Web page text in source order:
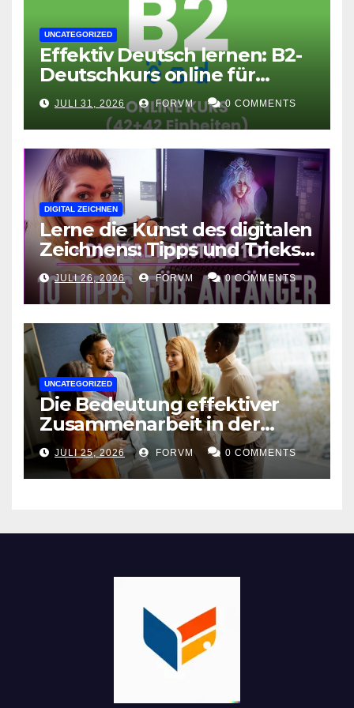
UNCATEGORIZED
Effektiv Deutsch lernen: B2-
Deutschkurs online für
Fortgeschrittene
JULI 31, 2026 FORVM 0 COMMENTS
DIGITAL ZEICHNEN
Lerne die Kunst des digitalen
Zeichnens: Tipps und Tricks
für kreative Ausdruckskunst
JULI 26, 2026 FORVM 0 COMMENTS
UNCATEGORIZED
Die Bedeutung effektiver
Zusammenarbeit in der
Arbeitswelt
JULI 25, 2026 FORVM 0 COMMENTS